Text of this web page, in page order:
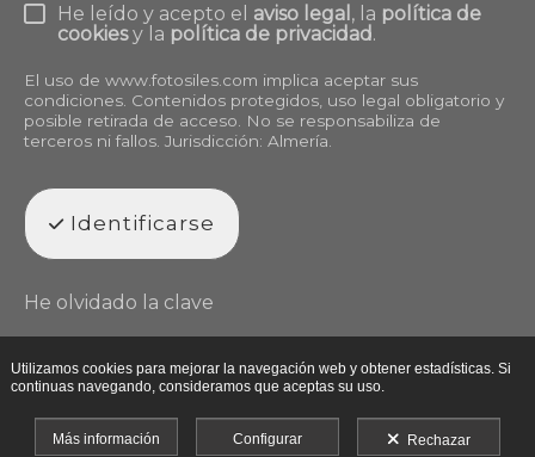
He leído y acepto el aviso legal , la política de
cookiesy la política de privacidad.
El uso de www.fotosiles.com implica aceptar sus
condiciones. Contenidos protegidos, uso legal obligatorio y
posible retirada de acceso. No se responsabiliza de
terceros ni fallos. Jurisdicción: Almería.
Identificarse
He olvidado la clave
Utilizamos cookies para mejorar la navegación web y obtener estadísticas. Si
continuas navegando, consideramos que aceptas su uso.
Más información Configurar Rechazar